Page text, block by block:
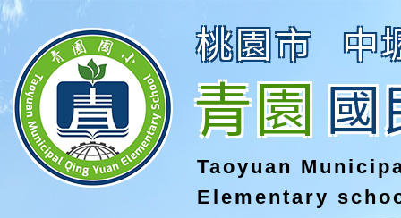
桃園市 中
青園國
Taoyuan
Elementary